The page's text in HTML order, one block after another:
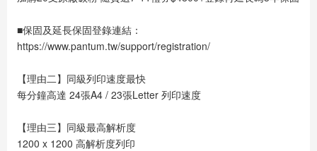
■保固及延長保固登錄連結：
https://www.pantum.tw/support/registration/
【理由二】同級列印速度最快
每分鐘高達 24張A4 / 23張Letter 列印速度
【理由三】同級最高解析度
1200 x 1200 高解析度列印